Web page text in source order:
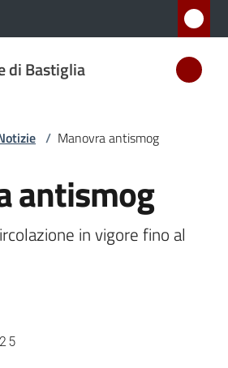
di Bastiglia
/ Manovra antismog
antismog
in vigore fino al